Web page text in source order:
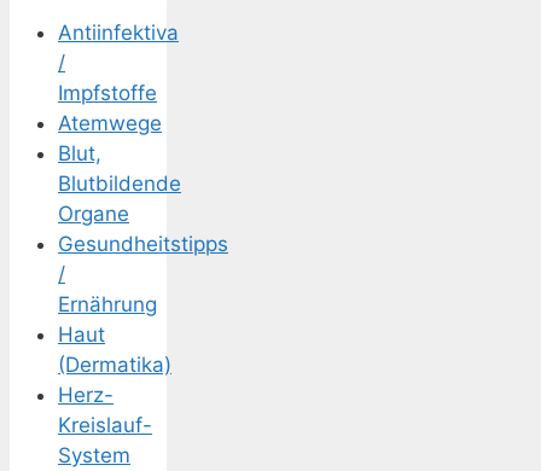
Antiinfektiva
/
Impfstoffe
Atemwege
Blut,
Blutbildende
Organe
Gesundheitstipps
/
Ernährung
Haut
(Dermatika)
Herz-
Kreislauf-
System